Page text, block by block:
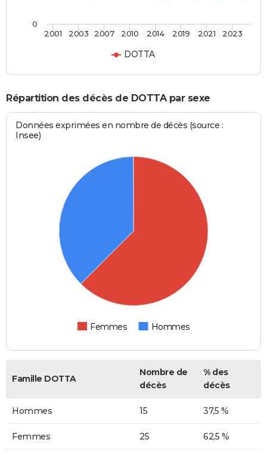
DOTTA
2001 2003 2007 2010 2014 2019 2021 2023
0
Répartition des décès de DOTTA par sexe
Données exprimées en nombre de décès (source :
Insee)
Femmes Hommes
Famille DOTTA
Nombre de
décès
% des
décès
Hommes 15 37,5 %
Femmes 25 62,5 %